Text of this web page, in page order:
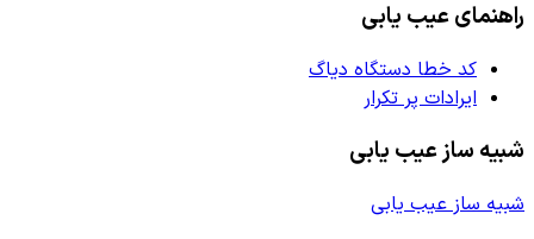
راهنمای عیب یابی
کد خطا دستگاه دیاگ
ایرادات پر تکرار
شبیه ساز عیب یابی
شبیه ساز عیب یابی